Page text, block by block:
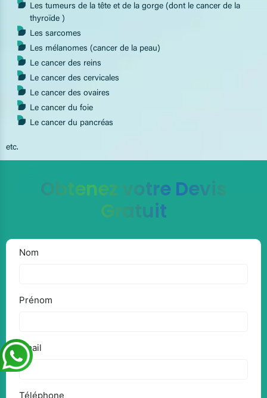
Les tumeurs de la tête et de la gorge (dont le cancer de la
thyroïde )
Les sarcomes
Les mélanomes (cancer de la peau)
Le cancer des reins
Le cancer des cervicales
Le cancer des ovaires
Le cancer du foie
Le cancer du pancréas
etc.
Obtenez votre Devis
Gratuit